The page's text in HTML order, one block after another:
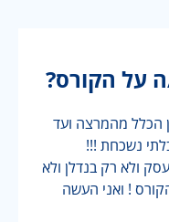
על הקורס?
הכלל מהמרצה ועד
נשכחת !!!
ולא רק בנדלן ולא
! ואני העשה